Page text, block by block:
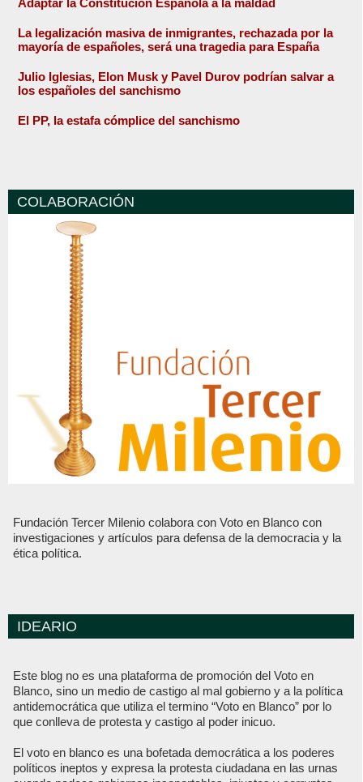
La legalización masiva de inmigrantes, rechazada por la
mayoría de españoles, será una tragedia para España
Julio Iglesias, Elon Musk y Pavel Durov podrían salvar a
los españoles del sanchismo
El PP, la estafa cómplice del sanchismo
COLABORACIÓN
Fundación Tercer Milenio colabora con Voto en Blanco con
investigaciones y artículos para defensa de la democracia y la
ética política.
IDEARIO
Este blog no es una plataforma de promoción del Voto en
Blanco, sino un medio de castigo al mal gobierno y a la política
antidemocrática que utiliza el termino “Voto en Blanco” por lo
que conlleva de protesta y castigo al poder inicuo.
El voto en blanco es una bofetada democrática a los poderes
políticos ineptos y expresa la protesta ciudadana en las urnas